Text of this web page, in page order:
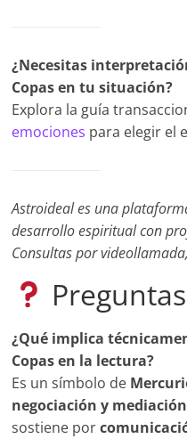
¿Necesitas
Copas en tu situación?
Explora la guía
emociones para elegir el
Astroideal es una
desarrollo espiritual con
Consultas por
¿Qué implica
Copas en la lectura?
Es un símbolo de
negociación y mediación
sostiene por